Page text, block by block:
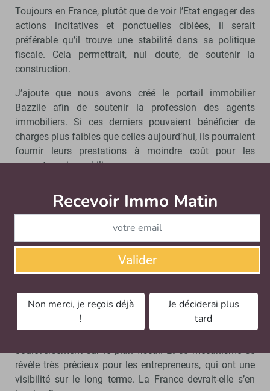
Toujours en France, plutôt que de voir l’Etat engager des
actions incitatives et ponctuelles ciblées, il serait
préférable qu’il trouve une stabilité dans sa politique
fiscale. Cela permettrait, nul doute, de soutenir la
construction.
J’ajoute que nous avons créé le portail immobilier
Bazzile afin de soutenir la profession des agents
immobiliers. Si ces derniers pouvaient bénéficier de
charges plus faibles que celles aujourd’hui, ils pourraient
fournir leurs prestations à moindre coût pour les
promoteurs immobiliers. »
Question 2 : Quelles pistes le législateur
doit-il explorer pour que l’on puisse
retrouver le chemin de la construction ?
Quentin Epiney (Bazzile) : « Je développerai ce que j’ai
exprimé précédemment : de par notre fonctionnement
fiscales, en Suisse, sont soumises au vote populaire.
En conséquence, une fois qu’une règle est établie, le
bouleversement sur le plan fiscal. Et ce mécanisme se
révèle très précieux pour les entrepreneurs, qui ont une
visibilité sur le long terme. La France devrait-elle s’en
Recevoir Immo Matin
Valider
Non merci, je reçois déjà
!
Je déciderai plus
tard